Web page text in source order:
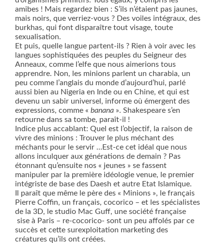
amibes ! Mais regardez bien : S’ils n’étaient pas jaunes,
mais noirs, que verriez-vous ? Des voiles intégraux, des
burkhas, qui font disparaître tout visage, toute
sexualisation.
Et puis, quelle langue partent-ils ? Rien à voir avec les
langues sophistiquées des peuples du Seigneur des
Anneaux, comme l’elfe que nous aimerions tous
apprendre. Non, les minions parlent un charabia, un
peu comme l’anglais du monde d’aujourd’hui, parlé
aussi bien au Nigeria en Inde ou en Chine, et qui est
devenu un sabir universel, informe où émergent des
expressions, comme «banana ». Shakespeare s’en
retourne dans sa tombe, paraît-il !
Indice plus accablant: Quel est l’objectif, la raison de
vivre des minions : Trouver le plus méchant des
méchants pour le servir …Est-ce cet idéal que nous
allons inculquer aux générations de demain ? Pas
étonnant qu’ensuite nos « jeunes » se fassent
manipuler par la première idéologie venue, le premier
intégriste de base des Daesh et autre Etat Islamique.
Il paraît que même le père des « Minions », le français
Pierre Coffin, un français, cocorico – et les spécialistes
de la 3D, le studio Mac Guff, une société française
sise à Paris – re-cocorico- sont un peu affolés par ce
succès et cette surexploitation marketing des
créatures qu’ils ont créées.